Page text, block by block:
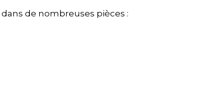
de nombreuses pièces :